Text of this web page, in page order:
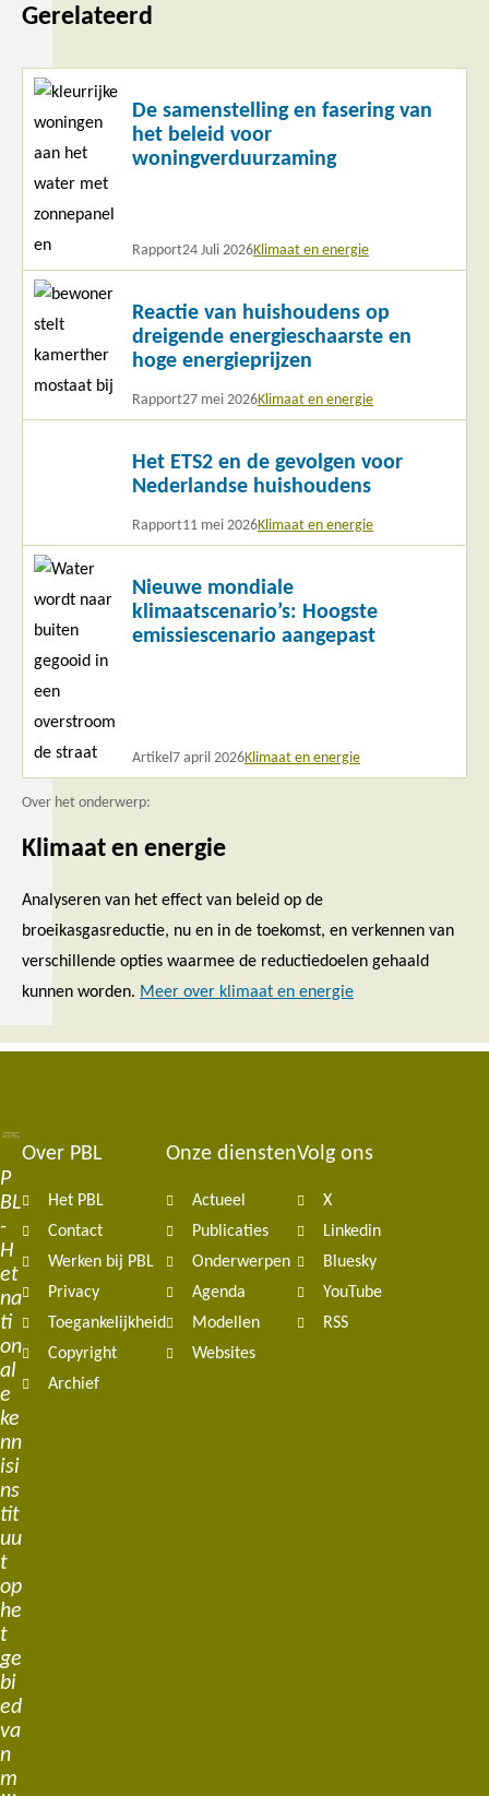
Gerelateerd
De samenstelling en fasering van
het beleid voor
woningverduurzaming
Rapport24 Juli 2026Klimaat en energie
Lees
Reactie van huishoudens op
dreigende energieschaarste en
hoge energieprijzen
Rapport27 mei 2026Klimaat en energie
Lees
meer
Het ETS2 en de gevolgen voor
Nederlandse huishoudens
Rapport11 mei 2026Klimaat en energie
Nieuwe mondiale
klimaatscenario’s: Hoogste
emissiescenario aangepast
Artikel7 april 2026Klimaat en energie
Lees
Over het onderwerp:
Klimaat en energie
Analyseren van het effect van beleid op de
broeikasgasreductie, nu en in de toekomst, en verkennen van
verschillende opties waarmee de reductiedoelen gehaald
kunnen worden. Meer over klimaat en energie
P
BL
-
H
et
na
ti
on
al
e
ke
nn
isi
ns
tit
uu
t
op
he
t
ge
bi
ed
va
n
m
Footer
navigation
Over PBL
Het PBL
Contact
Werken bij PBL
Privacy
Toegankelijkheid
Copyright
Archief
Onze diensten
Actueel
Publicaties
Onderwerpen
Agenda
Modellen
Websites
Volg ons
X
Linkedin
Bluesky
YouTube
RSS